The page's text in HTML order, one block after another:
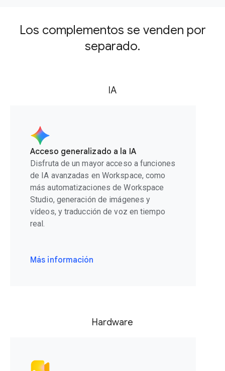
Los complementos se venden por
separado.
IA
Acceso generalizado a la IA
Disfruta de un mayor acceso a funciones
de IA avanzadas en Workspace, como
más automatizaciones de Workspace
Studio, generación de imágenes y
vídeos, y traducción de voz en tiempo
real.
Más información
Hardware